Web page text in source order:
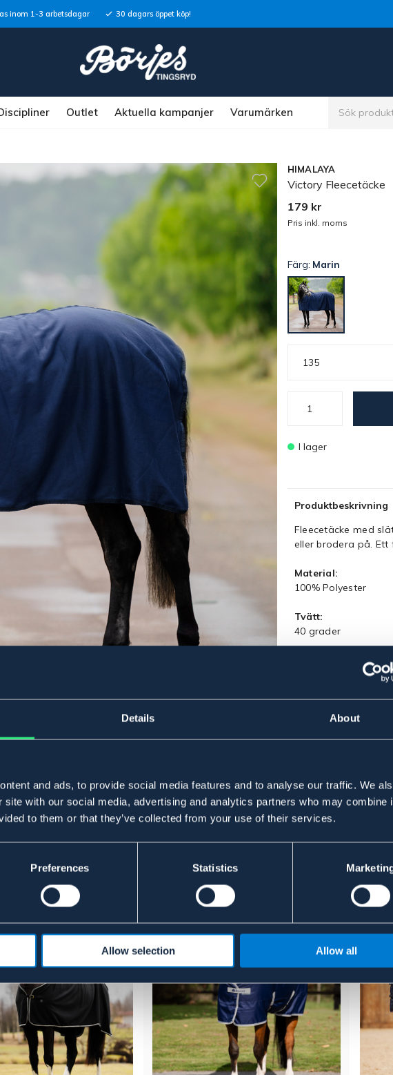
Details About
and ads, to provide social media features and to analyse our traffic. We
site with our social media, advertising and analytics partners who may combine
to them or that they’ve collected from your use of their services.
Preferences Statistics
Allow selection Allow all
inom 1-3 arbetsdagar 30 dagars öppet köp!
Outlet Aktuella kampanjer Varumärken
HIMALAYA
Victory Fleecetäcke
179 kr
Pris inkl. moms
Färg: Marin
135
I lager
Produktbeskrivning
Fleecetäcke med
eller brodera på. Ett
Material:
100% Polyester
Tvätt:
40 grader
Art.nr. 9657001-NV-135
Se lager i butik
Om varumärket